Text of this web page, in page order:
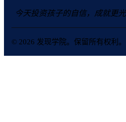
今天投资孩子的自信，成就更
© 2026 发现学院。保留所有权利